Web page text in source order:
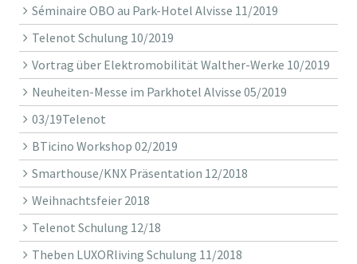
Séminaire OBO au Park-Hotel Alvisse 11/2019
Telenot Schulung 10/2019
Vortrag über Elektromobilität Walther-Werke 10/2019
Neuheiten-Messe im Parkhotel Alvisse 05/2019
03/19Telenot
BTicino Workshop 02/2019
Smarthouse/KNX Präsentation 12/2018
Weihnachtsfeier 2018
Telenot Schulung 12/18
Theben LUXORliving Schulung 11/2018